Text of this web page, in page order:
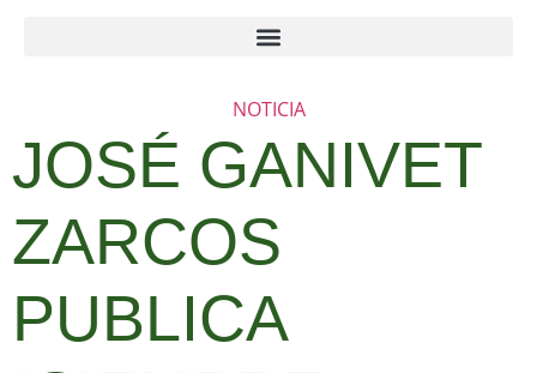
NOTICIA
JOSÉ GANIVET
ZARCOS
PUBLICA